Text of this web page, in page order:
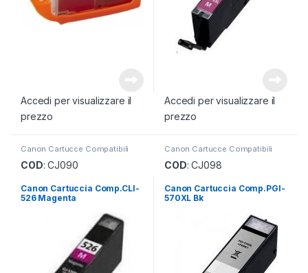
Accedi per visualizzare il
prezzo
Accedi per visualizzare il
prezzo
Canon Cartucce Compatibili
COD: CJ090
Canon Cartuccia Comp.CLI-
526 Magenta
Canon Cartucce Compatibili
COD: CJ098
Canon Cartuccia Comp.PGI-
570XL Bk